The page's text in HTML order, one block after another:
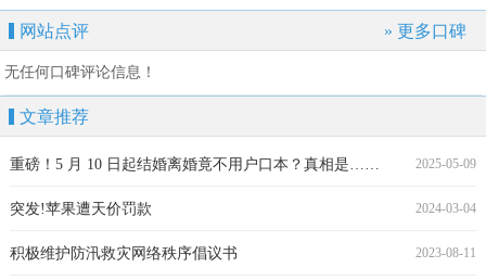
网站点评 » 更多口碑
无任何口碑评论信息！
文章推荐
2025-05-09
重磅！5 月 10 日起结婚离婚竟不用户口本？真相是……
2024-03-04
突发!苹果遭天价罚款
2023-08-11
积极维护防汛救灾网络秩序倡议书